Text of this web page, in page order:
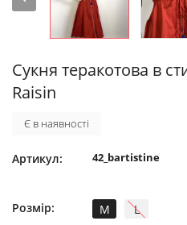
Сукня теракотова в
Raisin
Є в наявності
Артикул: 42_bartistine
Розмір: M L